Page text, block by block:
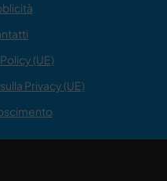
(UE)
Privacy (UE)